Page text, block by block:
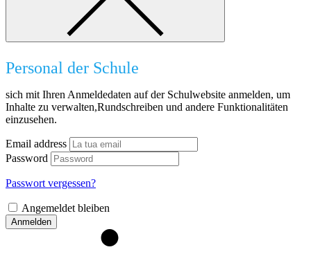
Personal der Schule
sich mit Ihren Anmeldedaten auf der Schulwebsite anmelden, um
Inhalte zu verwalten,Rundschreiben und andere Funktionalitäten
einzusehen.
Email address
Password
Passwort vergessen?
Angemeldet bleiben
Anmelden